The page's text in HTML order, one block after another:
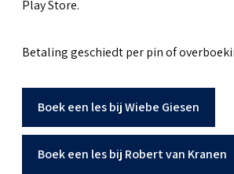
Play Store.
Betaling geschiedt per pin of
Boek een les bij Wiebe Giesen
Boek een les bij Robert van Kranen